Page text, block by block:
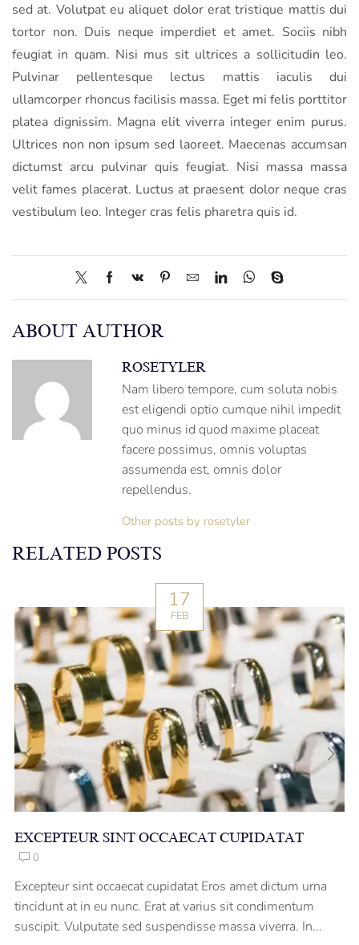
sed at. Volutpat eu aliquet dolor erat tristique mattis dui
tortor non. Duis neque imperdiet et amet. Sociis nibh
feugiat in quam. Nisi mus sit ultrices a sollicitudin leo.
Pulvinar pellentesque lectus mattis iaculis dui
ullamcorper rhoncus facilisis massa. Eget mi felis porttitor
platea dignissim. Magna elit viverra integer enim purus.
Ultrices non non ipsum sed laoreet. Maecenas accumsan
dictumst arcu pulvinar quis feugiat. Nisi massa massa
velit fames placerat. Luctus at praesent dolor neque cras
vestibulum leo. Integer cras felis pharetra quis id.
ABOUT AUTHOR
ROSETYLER
Nam libero tempore, cum soluta nobis
est eligendi optio cumque nihil impedit
quo minus id quod maxime placeat
facere possimus, omnis voluptas
assumenda est, omnis dolor
repellendus.
Other posts by rosetyler
RELATED POSTS
17
FEB
EXCEPTEUR SINT OCCAECAT CUPIDATAT
0
Excepteur sint occaecat cupidatat Eros amet dictum urna
tincidunt at in eu nunc. Erat at varius sit condimentum
suscipit. Vulputate sed suspendisse massa viverra. In...